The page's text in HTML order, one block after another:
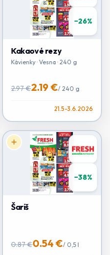
−26%
Kakaové rezy
Kávienky · Vesna · 240 g
2.97 €2.19 €/ 240 g
21.5-3.6.2026
−38%
Šariš
0.87 €0.54 €/ 0,5 l